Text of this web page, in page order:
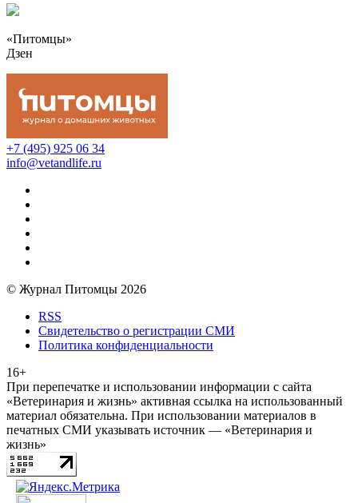
«Питомцы»
Дзен
+7 (495) 925 06 34
info@vetandlife.ru
© Журнал Питомцы 2026
RSS
Свидетельство о регистрации СМИ
Политика конфиденциальности
16+
При перепечатке и использовании информации с сайта
«Ветеринария и жизнь» активная ссылка на использованный
материал обязательна. При использовании материалов в
печатных СМИ указывать источник — «Ветеринария и
жизнь»